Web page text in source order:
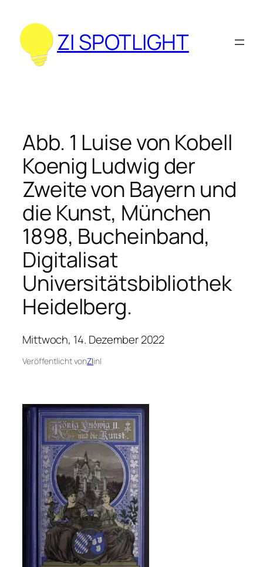
Inhalt
springen
ZI SPOTLIGHT
Abb. 1 Luise von Kobell
Koenig Ludwig der
Zweite von Bayern und
die Kunst, München
1898, Bucheinband,
Digitalisat
Universitätsbibliothek
Heidelberg.
Mittwoch, 14. Dezember 2022
Veröffentlicht vonZIin|